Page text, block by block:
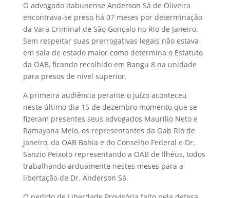
O advogado itabunense Anderson Sá de Oliveira
encontrava-se preso há 07 meses por determinação
da Vara Criminal de São Gonçalo no Rio de Janeiro.
Sem respeitar suas prerrogativas legais não estava
em sala de estado maior como determina o Estatuto
da OAB, ficando recolhido em Bangu 8 na unidade
para presos de nível superior.
A primeira audiência perante o juízo aconteceu
neste último dia 15 de dezembro momento que se
fizeram presentes seus advogados Maurílio Neto e
Ramayana Melo, os representantes da Oab Rio de
Janeiro, da OAB Bahia e do Conselho Federal e Dr.
Sanzio Peixoto representando a OAB de Ilhéus, todos
trabalhando arduamente nestes meses para a
libertação de Dr. Anderson Sá.